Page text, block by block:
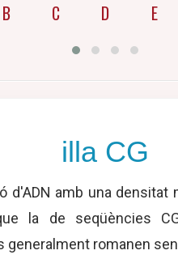
B C D E
illa CG
d'ADN amb una densitat
la de seqüències
generalment romanen